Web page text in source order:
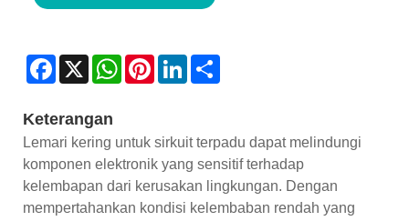
Facebook
X WhatsAppPinterestLinkedIn
Keterangan
Lemari kering untuk sirkuit terpadu dapat melindungi
komponen elektronik yang sensitif terhadap
kelembapan dari kerusakan lingkungan. Dengan
mempertahankan kondisi kelembaban rendah yang